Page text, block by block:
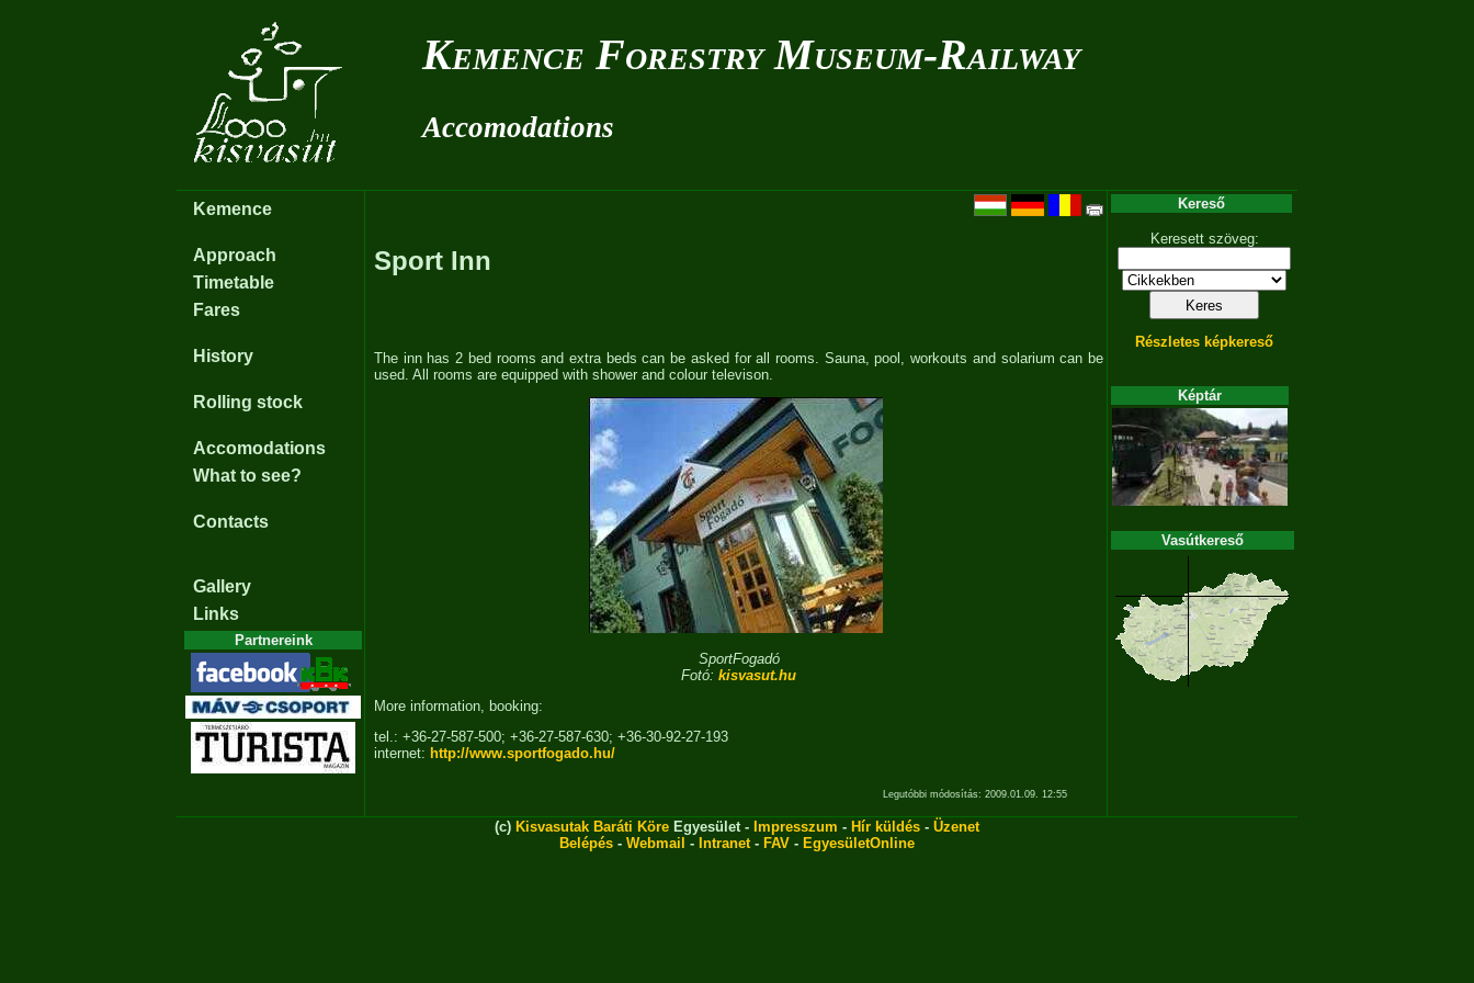
Kemence Forestry Museum-Railway
Accomodations
Kemence
Approach
Timetable
Fares
History
Rolling stock
Accomodations
What to see?
Contacts
Gallery
Links
Partnereink
Sport Inn
The inn has 2 bed rooms and extra beds can be asked for all rooms. Sauna, pool, workouts and solarium can be
used. All rooms are equipped with shower and colour televison.
SportFogadó
Fotó: kisvasut.hu
More information, booking:
tel.: +36-27-587-500; +36-27-587-630; +36-30-92-27-193
internet: http://www.sportfogado.hu/
Legutóbbi módosítás: 2009.01.09. 12:55
Kereső
Keresett szöveg:
Részletes képkereső
Képtár
Vasútkereső
(c) Kisvasutak Baráti Köre Egyesület - Impresszum - Hír küldés - Üzenet
Belépés - Webmail - Intranet- FAV - EgyesületOnline